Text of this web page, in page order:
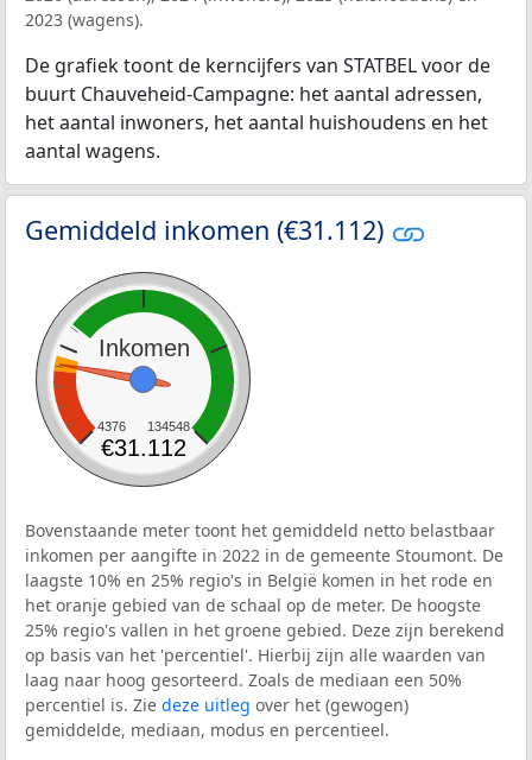
2023 (wagens).
De grafiek toont de kerncijfers van STATBEL voor de
buurt Chauveheid-Campagne: het aantal adressen,
het aantal inwoners, het aantal huishoudens en het
aantal wagens.
Gemiddeld inkomen (€31.112)
Inkomen
4376 134548
€31.112
Bovenstaande meter toont het gemiddeld netto belastbaar
inkomen per aangifte in 2022 in de gemeente Stoumont. De
laagste 10% en 25% regio's in België komen in het rode en
het oranje gebied van de schaal op de meter. De hoogste
25% regio's vallen in het groene gebied. Deze zijn berekend
op basis van het 'percentiel'. Hierbij zijn alle waarden van
laag naar hoog gesorteerd. Zoals de mediaan een 50%
percentiel is. Zie deze uitleg over het (gewogen)
gemiddelde, mediaan, modus en percentieel.